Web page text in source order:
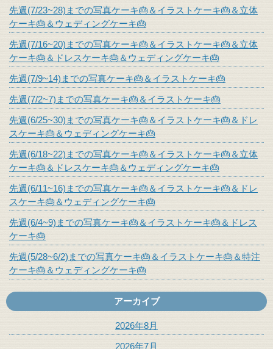
先週(7/23~28)までの写真ケーキ🎂＆イラストケーキ🎂＆立体
ケーキ🎂＆ウェディングケーキ🎂
先週(7/16~20)までの写真ケーキ🎂＆イラストケーキ🎂＆立体
ケーキ🎂＆ドレスケーキ🎂＆ウェディングケーキ🎂
先週(7/9~14)までの写真ケーキ🎂＆イラストケーキ🎂
先週(7/2~7)までの写真ケーキ🎂＆イラストケーキ🎂
先週(6/25~30)までの写真ケーキ🎂＆イラストケーキ🎂＆ドレ
スケーキ🎂＆ウェディングケーキ🎂
先週(6/18~22)までの写真ケーキ🎂＆イラストケーキ🎂＆立体
ケーキ🎂＆ドレスケーキ🎂＆ウェディングケーキ🎂
先週(6/11~16)までの写真ケーキ🎂＆イラストケーキ🎂＆ドレ
スケーキ🎂＆ウェディングケーキ🎂
先週(6/4~9)までの写真ケーキ🎂＆イラストケーキ🎂＆ドレス
ケーキ🎂
先週(5/28~6/2)までの写真ケーキ🎂＆イラストケーキ🎂＆特注
ケーキ🎂＆ウェディングケーキ🎂
アーカイブ
2026年8月
2026年7月